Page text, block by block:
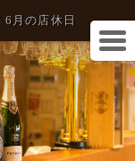
月の店休日